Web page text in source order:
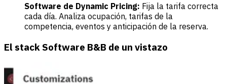
Software de Dynamic Pricing: Fija la tarifa correcta
cada día. Analiza ocupación, tarifas de la
competencia, eventos y anticipación de la reserva.
El stack Software B&B de un vistazo